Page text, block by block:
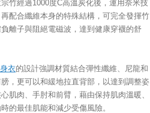
竹經過1000度C高溫炭化後，運用奈米技
配合纖維本身的特殊結構，可完全發揮竹
離子與阻絕電磁波，達到健康穿襪的舒
衣的設計強調材質結合彈性纖維、尼龍和
，更可以和緩地拉直背部，以達到調整姿
肌肉、手肘和前臂，藉由保持肌肉溫暖、
的最佳肌能和減少受傷風險。